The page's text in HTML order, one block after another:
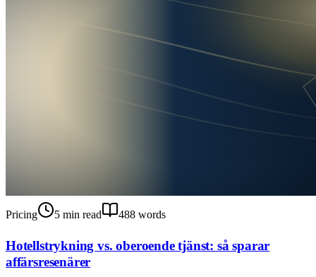
Pricing 5 min read 488 words
Hotellstrykning vs. oberoende tjänst: så sparar
affärsresenärer